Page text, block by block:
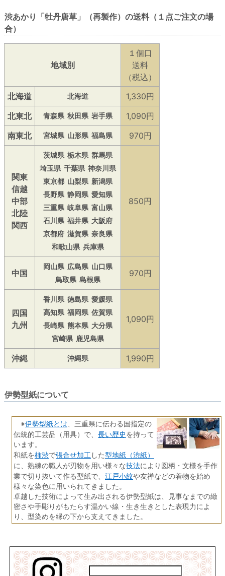
渋あかり「牡丹唐草」（再製作）の送料（１点ご注文の場
合）
地域別
１個口
送料
（税込）
北海道
北海道
1,330円
北東北
青森県 秋田県 岩手県
1,090円
南東北
宮城県 山形県 福島県 970円
関東
信越
中部
北陸
関西
茨城県 栃木県 群馬県
埼玉県 千葉県 神奈川県
東京都 山梨県 新潟県
長野県 静岡県 愛知県
三重県 岐阜県 富山県
石川県 福井県 大阪府
京都府 滋賀県 奈良県
和歌山県 兵庫県
850円
中国
岡山県 広島県 山口県
鳥取県 島根県
970円
四国
九州
香川県 徳島県 愛媛県
高知県 福岡県 佐賀県
長崎県 熊本県 大分県
宮崎県 鹿児島県
1,090円
沖縄 沖縄県 1,990円
伊勢型紙について
※伊勢型紙とは 、三重県に伝わる国指定の
伝統的工芸品（用具）で、 長い歴史を持って
います。
和紙を柿渋で張合せ加工 した型地紙（渋紙）
に、熟練の職人が刃物を用い様々な技法により図柄・文様を手作
業で切り抜いて作る型紙で、 江戸小紋や友禅などの着物を始め
様々な染色に用いられてきました。
卓越した技術によって生み出される伊勢型紙は、見事なまでの緻
密さや手彫りがもたらす温かい線・生き生きとした表現力によ
り、型染めを縁の下から支えてきました。